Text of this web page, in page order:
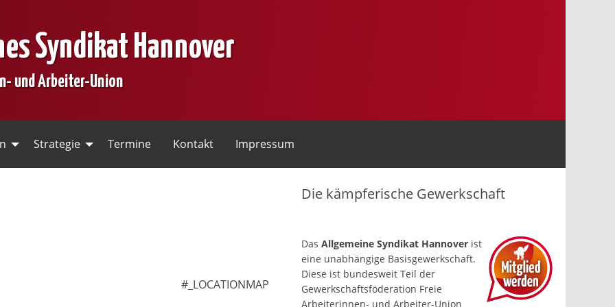
Syndikat Hannover
und Arbeiter-Union
Strategie Termine Kontakt Impressum
#_LOCATIONMAP
Die kämpferische Gewerkschaft
Das Allgemeine Syndikat Hannover ist
eine un­abhängige Basis­gewerkschaft.
Diese ist bundesweit Teil der
Gewerkschafts­föderation Freie
Arbeiterinnen- und Arbeiter-Union